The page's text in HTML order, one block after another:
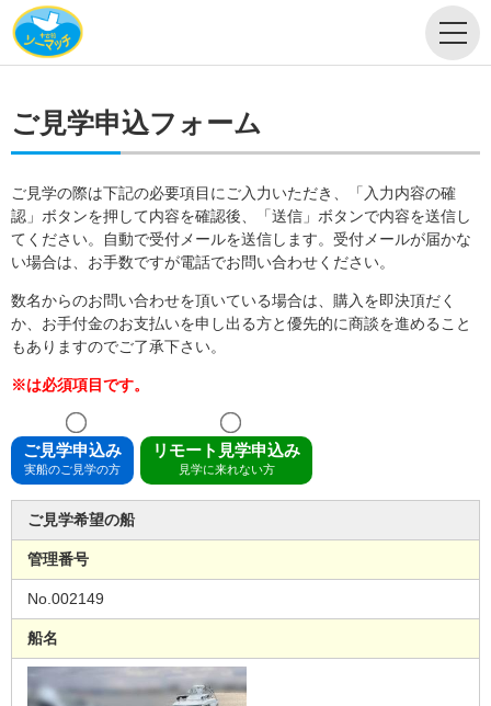
ご見学申込フォーム
ご見学の際は下記の必要項目にご入力いただき、「入力内容の確
認」ボタンを押して内容を確認後、「送信」ボタンで内容を送信し
てください。自動で受付メールを送信します。受付メールが届かな
い場合は、お手数ですが電話でお問い合わせください。
数名からのお問い合わせを頂いている場合は、購入を即決頂だく
か、お手付金のお支払いを申し出る方と優先的に商談を進めること
もありますのでご了承下さい。
※は必須項目です。
ご見学申込み
実船のご見学の方
リモート見学申込み
見学に来れない方
ご見学希望の船
管理番号
No.002149
船名